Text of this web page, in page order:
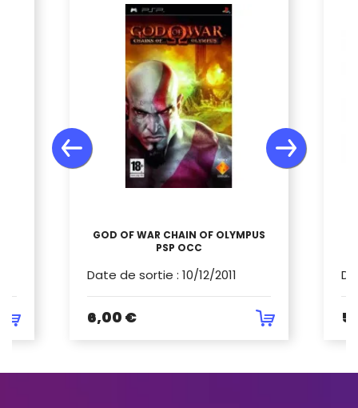
GOD OF WAR CHAIN OF OLYMPUS
PSP OCC
Date de sortie : 10/12/2011
6,00 €